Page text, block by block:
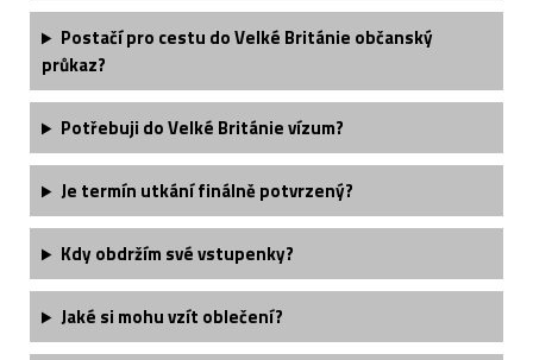
Postačí pro cestu do Velké Británie občanský
průkaz?
Potřebuji do Velké Británie vízum?
Je termín utkání finálně potvrzený?
Kdy obdržím své vstupenky?
Jaké si mohu vzít oblečení?